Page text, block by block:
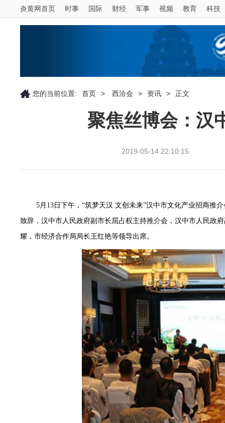
炎黄网首页 时事 国际 财经 军事 视频 教育 科技
您的当前位置: 首页 > 西洽会 > 资讯 > 正文
聚焦丝博会：汉
2019-05-14 22:10:15
5月13日下午，“筑梦天汉 文创未来”汉中市文化产业招商推
致辞， 汉中市人民政府副市长屈占权主持推介会，汉中市人民政
耀，市经济合作局局长王红艳等领导出席。